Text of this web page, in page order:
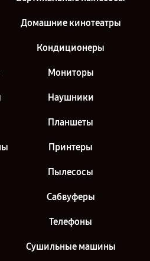
Домашние кинотеатры
Кондиционеры
Мониторы
Наушники
Планшеты
Принтеры
Пылесосы
Сабвуферы
Телефоны
Сушильные машины